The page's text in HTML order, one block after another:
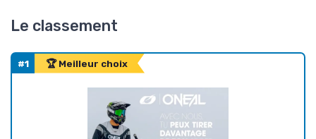
Le classement
#1 🏆 Meilleur choix